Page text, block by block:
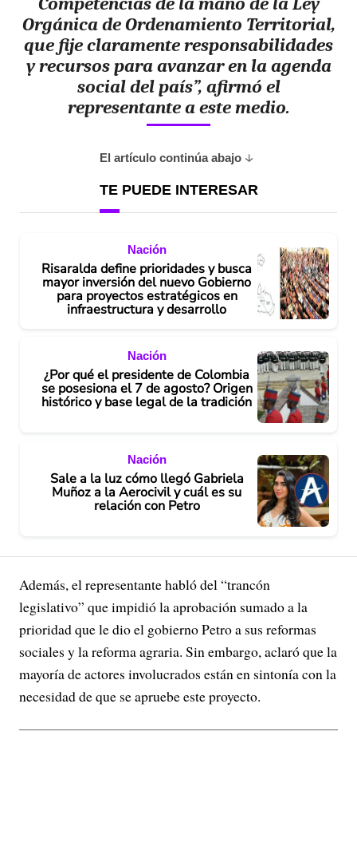
Orgánica de Ordenamiento Territorial,
que fije claramente responsabilidades
y recursos para avanzar en la agenda
social del país”, afirmó el
representante a este medio.
El artículo continúa abajo
TE PUEDE INTERESAR
Nación
Risaralda define prioridades y busca
mayor inversión del nuevo Gobierno
para proyectos estratégicos en
infraestructura y desarrollo
Nación
¿Por qué el presidente de Colombia
se posesiona el 7 de agosto? Origen
histórico y base legal de la tradición
Nación
Sale a la luz cómo llegó Gabriela
Muñoz a la Aerocivil y cuál es su
relación con Petro
Además, el representante habló del “trancón
legislativo” que impidió la aprobación sumado a la
prioridad que le dio el gobierno Petro a sus reformas
sociales y la reforma agraria. Sin embargo, aclaró que la
mayoría de actores involucrados están en sintonía con la
necesidad de que se apruebe este proyecto.